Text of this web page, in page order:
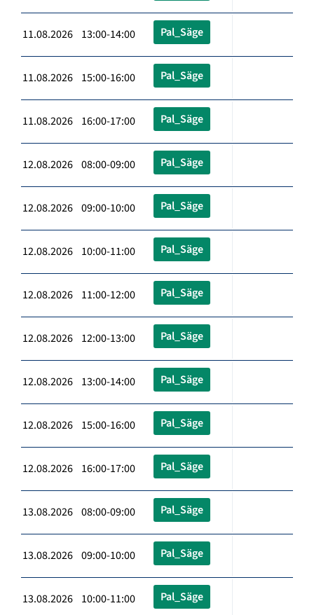
11.08.2026 13:00-14:00 Pal_Säge
11.08.2026 15:00-16:00 Pal_Säge
11.08.2026 16:00-17:00 Pal_Säge
12.08.2026 08:00-09:00 Pal_Säge
12.08.2026 09:00-10:00 Pal_Säge
12.08.2026 10:00-11:00 Pal_Säge
12.08.2026 11:00-12:00 Pal_Säge
12.08.2026 12:00-13:00 Pal_Säge
12.08.2026 13:00-14:00 Pal_Säge
12.08.2026 15:00-16:00 Pal_Säge
12.08.2026 16:00-17:00 Pal_Säge
13.08.2026 08:00-09:00 Pal_Säge
13.08.2026 09:00-10:00 Pal_Säge
13.08.2026 10:00-11:00 Pal_Säge